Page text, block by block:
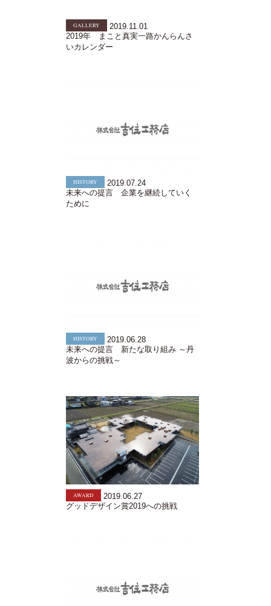
GALLERY
2019.11.01
2019年 まこと真実一路かんらんさ
いカレンダー
HISTORY
2019.07.24
未来への提言 企業を継続していく
ために
HISTORY
2019.06.28
未来への提言 新たな取り組み ～丹
波からの挑戦～
AWARD
2019.06.27
グッドデザイン賞2019への挑戦